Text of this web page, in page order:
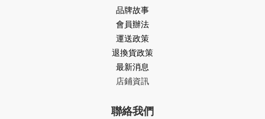
品牌故事
會員辦法
運送政策
退換貨政策
最新消息
店鋪資訊
聯絡我們